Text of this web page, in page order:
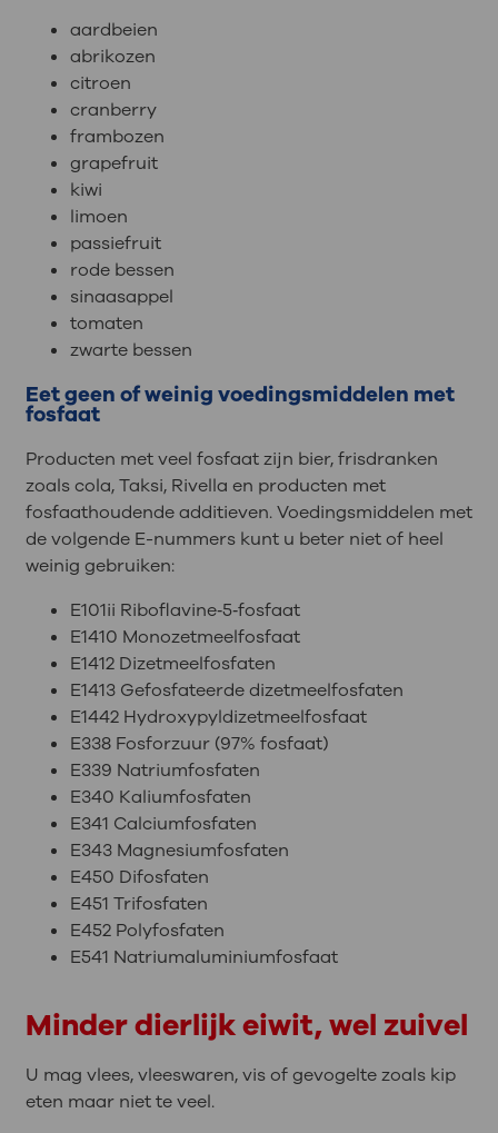
aardbeien
abrikozen
citroen
cranberry
frambozen
grapefruit
kiwi
limoen
passiefruit
rode bessen
sinaasappel
tomaten
zwarte bessen
Eet geen of weinig voedingsmiddelen met
fosfaat
Producten met veel fosfaat zijn bier, frisdranken
zoals cola, Taksi, Rivella en producten met
fosfaathoudende additieven. Voedingsmiddelen met
de volgende E-nummers kunt u beter niet of heel
weinig gebruiken:
E101ii Riboflavine‐5‐fosfaat
E1410 Monozetmeelfosfaat
E1412 Dizetmeelfosfaten
E1413 Gefosfateerde dizetmeelfosfaten
E1442 Hydroxypyldizetmeelfosfaat
E338 Fosforzuur (97% fosfaat)
E339 Natriumfosfaten
E340 Kaliumfosfaten
E341 Calciumfosfaten
E343 Magnesiumfosfaten
E450 Difosfaten
E451 Trifosfaten
E452 Polyfosfaten
E541 Natriumaluminiumfosfaat
Minder dierlijk eiwit, wel zuivel
U mag vlees, vleeswaren, vis of gevogelte zoals kip
eten maar niet te veel.